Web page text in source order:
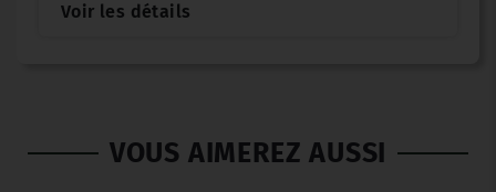
Voir les détails
VOUS AIMEREZ AUSSI